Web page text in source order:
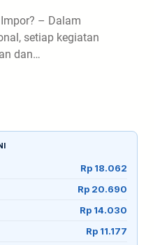
– Dalam
setiap kegiatan
dan…
Rp 18.062
Rp 20.690
Rp 14.030
Rp 11.177